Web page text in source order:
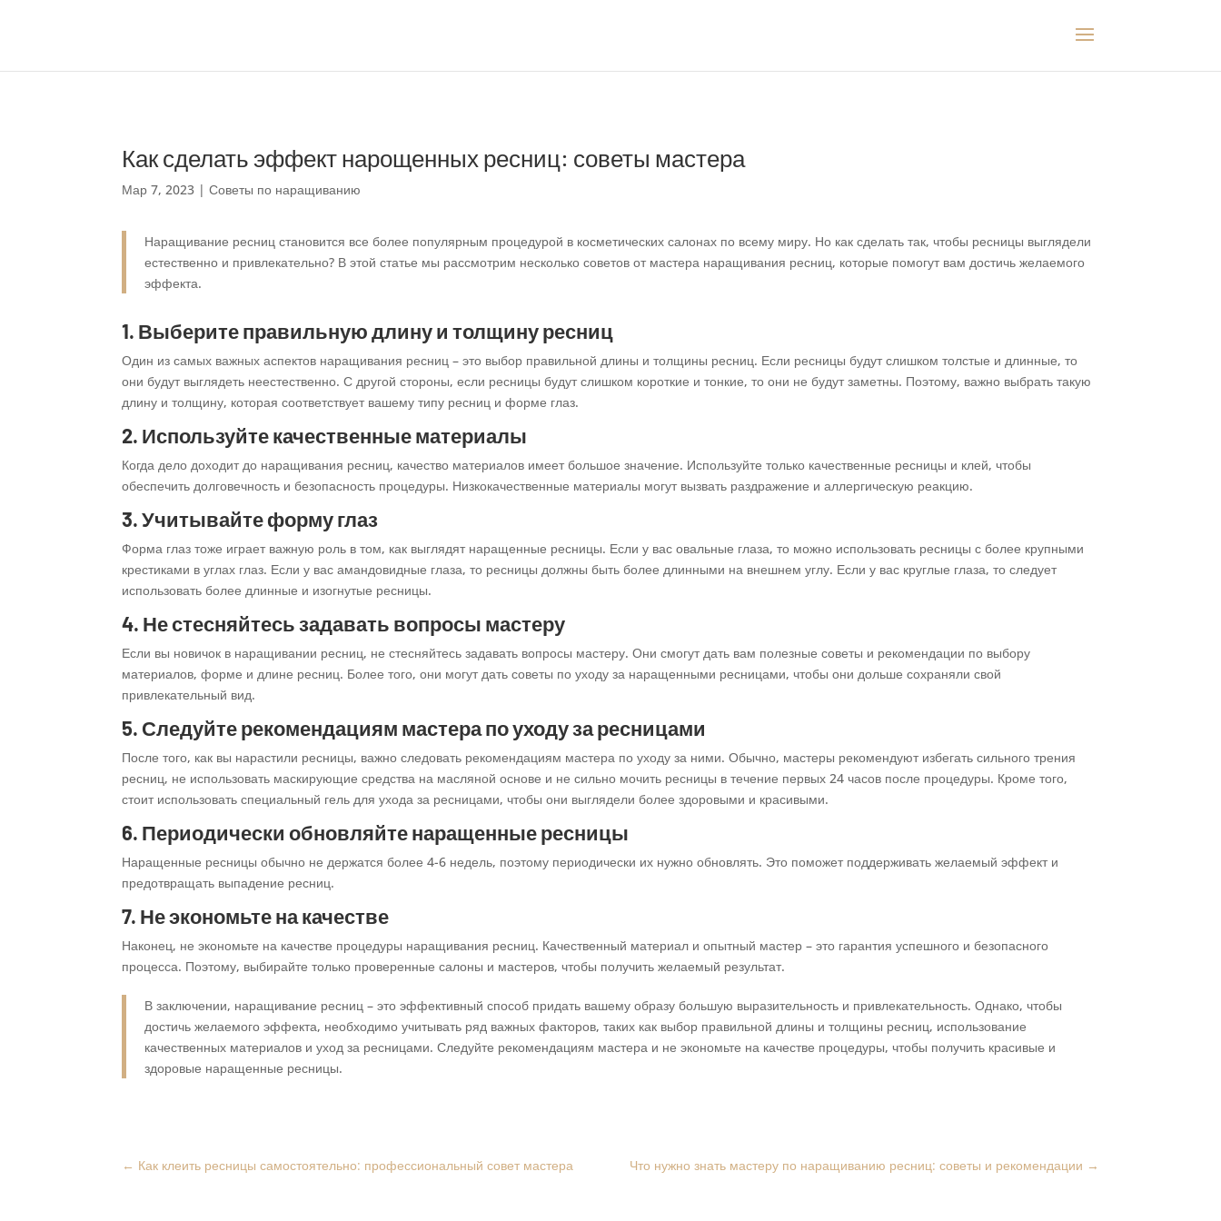
Как сделать эффект нарощенных ресниц: советы мастера
Мар 7, 2023 |Советы по наращиванию
Наращивание ресниц становится все более популярным процедурой в косметических салонах по всему миру. Но как сделать так, чтобы ресницы выглядели
естественно и привлекательно? В этой статье мы рассмотрим несколько советов от мастера наращивания ресниц, которые помогут вам достичь желаемого
эффекта.
1. Выберите правильную длину и толщину ресниц
Один из самых важных аспектов наращивания ресниц – это выбор правильной длины и толщины ресниц. Если ресницы будут слишком толстые и длинные, то
они будут выглядеть неестественно. С другой стороны, если ресницы будут слишком короткие и тонкие, то они не будут заметны. Поэтому, важно выбрать такую
длину и толщину, которая соответствует вашему типу ресниц и форме глаз.
2. Используйте качественные материалы
Когда дело доходит до наращивания ресниц, качество материалов имеет большое значение. Используйте только качественные ресницы и клей, чтобы
обеспечить долговечность и безопасность процедуры. Низкокачественные материалы могут вызвать раздражение и аллергическую реакцию.
3. Учитывайте форму глаз
Форма глаз тоже играет важную роль в том, как выглядят наращенные ресницы. Если у вас овальные глаза, то можно использовать ресницы с более крупными
крестиками в углах глаз. Если у вас амандовидные глаза, то ресницы должны быть более длинными на внешнем углу. Если у вас круглые глаза, то следует
использовать более длинные и изогнутые ресницы.
4. Не стесняйтесь задавать вопросы мастеру
Если вы новичок в наращивании ресниц, не стесняйтесь задавать вопросы мастеру. Они смогут дать вам полезные советы и рекомендации по выбору
материалов, форме и длине ресниц. Более того, они могут дать советы по уходу за наращенными ресницами, чтобы они дольше сохраняли свой
привлекательный вид.
5. Следуйте рекомендациям мастера по уходу за ресницами
После того, как вы нарастили ресницы, важно следовать рекомендациям мастера по уходу за ними. Обычно, мастеры рекомендуют избегать сильного трения
ресниц, не использовать маскирующие средства на масляной основе и не сильно мочить ресницы в течение первых 24 часов после процедуры. Кроме того,
стоит использовать специальный гель для ухода за ресницами, чтобы они выглядели более здоровыми и красивыми.
6. Периодически обновляйте наращенные ресницы
Наращенные ресницы обычно не держатся более 4-6 недель, поэтому периодически их нужно обновлять. Это поможет поддерживать желаемый эффект и
предотвращать выпадение ресниц.
7. Не экономьте на качестве
Наконец, не экономьте на качестве процедуры наращивания ресниц. Качественный материал и опытный мастер – это гарантия успешного и безопасного
процесса. Поэтому, выбирайте только проверенные салоны и мастеров, чтобы получить желаемый результат.
В заключении, наращивание ресниц – это эффективный способ придать вашему образу большую выразительность и привлекательность. Однако, чтобы
достичь желаемого эффекта, необходимо учитывать ряд важных факторов, таких как выбор правильной длины и толщины ресниц, использование
качественных материалов и уход за ресницами. Следуйте рекомендациям мастера и не экономьте на качестве процедуры, чтобы получить красивые и
здоровые наращенные ресницы.
← Как клеить ресницы самостоятельно: профессиональный совет мастера Что нужно знать мастеру по наращиванию ресниц: советы и рекомендации →